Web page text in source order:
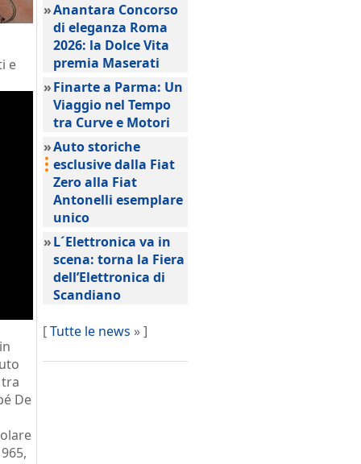
e
tra
De
»Anantara Concorso
di eleganza Roma
2026: la Dolce Vita
premia Maserati
»Finarte a Parma: Un
Viaggio nel Tempo
tra Curve e Motori
»Auto storiche
esclusive dalla Fiat
Zero alla Fiat
Antonelli esemplare
unico
»L´Elettronica va in
scena: torna la Fiera
dell’Elettronica di
Scandiano
[Tutte le news » ]